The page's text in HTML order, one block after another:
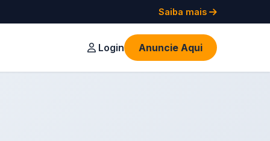
Saiba mais
Login Anuncie Aqui